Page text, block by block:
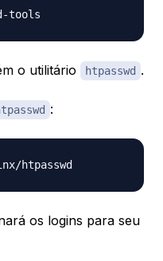
o utilitário htpasswd .
:
os logins para seu